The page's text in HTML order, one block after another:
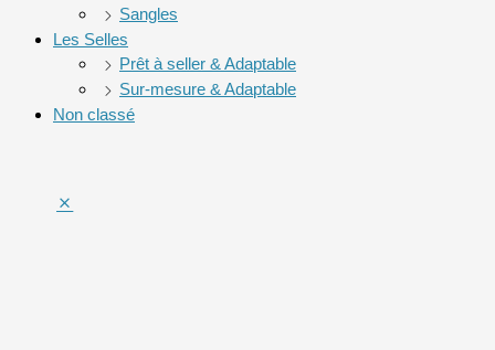
Sangles
Les Selles
Prêt à seller & Adaptable
Sur-mesure & Adaptable
Non classé